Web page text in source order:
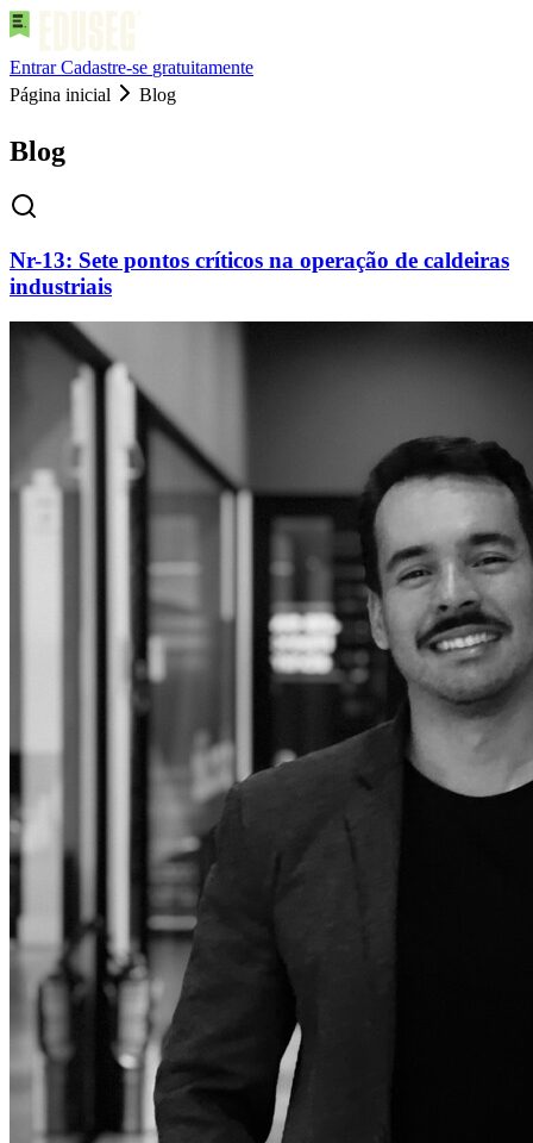
EntrarCadastre-se gratuitamente
Página inicial
Blog
Blog
Nr-13: Sete pontos críticos na operação de caldeiras
industriais